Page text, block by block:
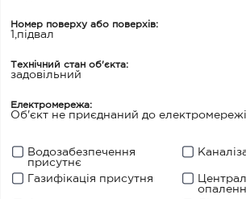
Номер поверху або поверхів:
1,підвал
Технічний стан об'єкта:
задовільний
Електромережа:
Об'єкт не приєднаний до електромережі
Водозабезпечення
присутнє
Газифікація присутня